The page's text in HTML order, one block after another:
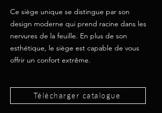
Ce siège unique se distingue par son
design moderne qui prend racine dans les
nervures de la feuille. En plus de son
esthétique, le siège est capable de vous
offrir un confort extrême.
Télécharger catalogue